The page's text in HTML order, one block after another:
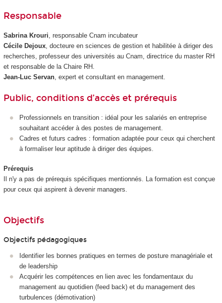
Responsable
Sabrina Krouri , responsable Cnam incubateur
Cécile Dejoux, docteure en sciences de gestion et habilitée à diriger des
recherches, professeur des universités au Cnam, directrice du master RH
et responsable de la Chaire RH.
Jean-Luc Servan, expert et consultant en management.
Public, conditions d’accès et prérequis
Professionnels en transition : idéal pour les salariés en entreprise
souhaitant accéder à des postes de management.
Cadres et futurs cadres : formation adaptée pour ceux qui cherchent
à formaliser leur aptitude à diriger des équipes.
Prérequis
Il n'y a pas de prérequis spécifiques mentionnés. La formation est conçue
pour ceux qui aspirent à devenir managers.
Objectifs
Objectifs pédagogiques
Identifier les bonnes pratiques en termes de posture managériale et
de leadership
Acquérir les compétences en lien avec les fondamentaux du
management au quotidien (feed back) et du management des
turbulences (démotivation)